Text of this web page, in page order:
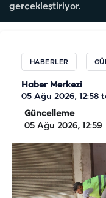
gerçekleştiriyor.
HABERLER
Haber Merkezi
05 Ağu 2026, 12:58
Güncelleme
05 Ağu 2026, 12:59